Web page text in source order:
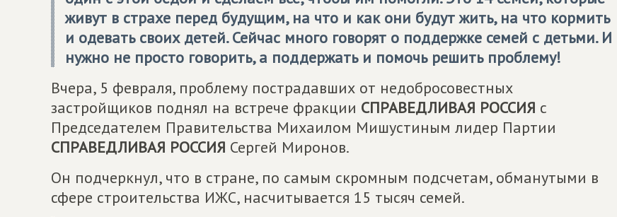
живут в страхе перед будущим, на что и как они будут жить, на что кормить
и одевать своих детей. Сейчас много говорят о поддержке семей с детьми. И
нужно не просто говорить, а поддержать и помочь решить проблему!
Вчера, 5 февраля, проблему пострадавших от недобросовестных
застройщиков поднял на встрече фракции СПРАВЕДЛИВАЯ РОССИЯ с
Председателем Правительства Михаилом Мишустиным лидер Партии
СПРАВЕДЛИВАЯ РОССИЯ Сергей Миронов.
Он подчеркнул, что в стране, по самым скромным подсчетам, обманутыми в
сфере строительства ИЖС, насчитывается 15 тысяч семей.